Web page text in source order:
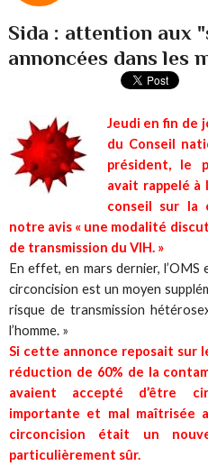
Sida : attention aux
annoncées dans les
Jeudi en fin de
du Conseil
président, le
avait rappelé
conseil sur la
notre avis « une modalité
de transmission du VIH. »
En effet, en mars dernier,
circoncision est un moyen
risque de transmission
l’homme. »
Si cette annonce reposait sur
réduction de 60% de la
avaient accepté d’être
importante et mal maîtrisée
circoncision était un
particulièrement sûr.